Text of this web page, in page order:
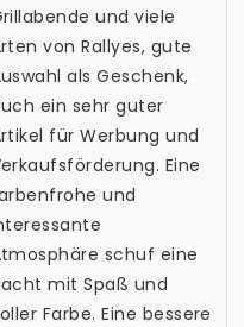
und viele
von Rallyes, gute
als Geschenk,
ein sehr guter
für Werbung und
Eine
und
schuf eine
mit Spaß und
Farbe. Eine bessere